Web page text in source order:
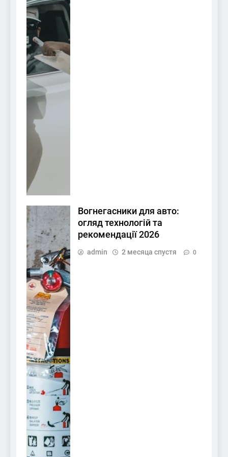
Вогнегасники для авто:
огляд технологій та
рекомендації 2026
admin 2 месяца спустя 0